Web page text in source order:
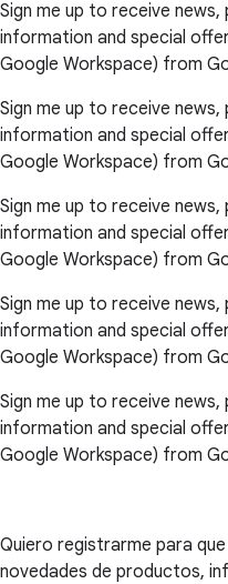
Sign me up to receive
information and special
Google Workspace) from
Sign me up to receive
information and special
Google Workspace) from
Sign me up to receive
information and special
Google Workspace) from
Sign me up to receive
information and special
Google Workspace) from
Sign me up to receive
information and special
Google Workspace) from
Quiero registrarme para
novedades de productos,